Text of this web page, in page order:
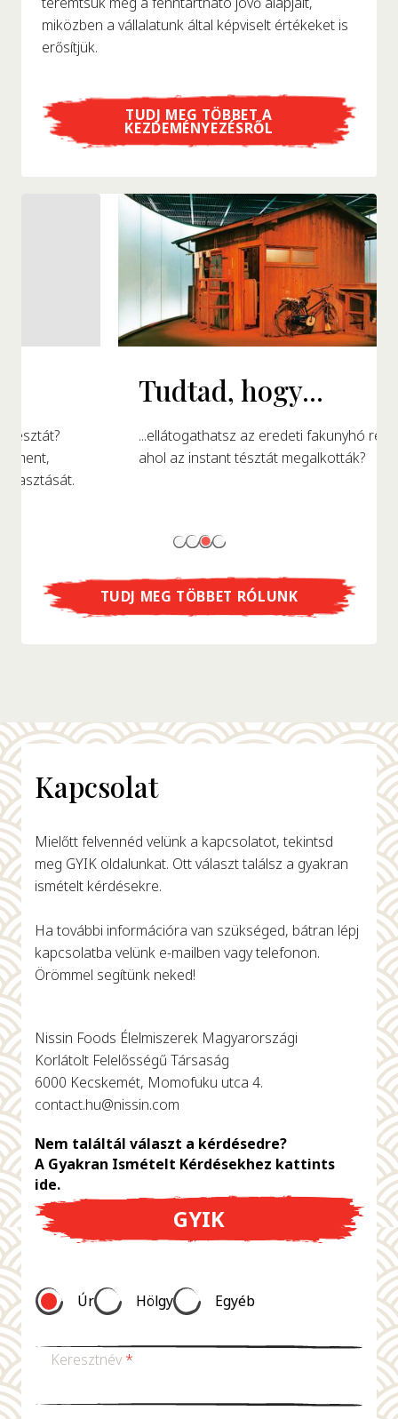
miközben a vállalatunk által képviselt értékeket is
erősítjük.
TUDJ MEG TÖBBET A
KEZDEMÉNYEZÉSRŐL
Tudtad, hogy...
...ellátogathatsz az eredeti fakunyhó replikájába,
ahol az instant tésztát megalkották?
TUDJ MEG TÖBBET RÓLUNK
Kapcsolat
Mielőtt felvennéd velünk a kapcsolatot, tekintsd
meg GYIK oldalunkat. Ott választ találsz a gyakran
ismételt kérdésekre.
Ha további információra van szükséged, bátran lépj
kapcsolatba velünk e-mailben vagy telefonon.
Örömmel segítünk neked!
Nissin Foods Élelmiszerek Magyarországi
Korlátolt Felelősségű Társaság
6000 Kecskemét, Momofuku utca 4.
contact.hu@nissin.com
Nem találtál választ a kérdésedre?
A Gyakran Ismételt Kérdésekhez kattints
ide.
GYIK
Úr Hölgy Egyéb
Keresztnév *